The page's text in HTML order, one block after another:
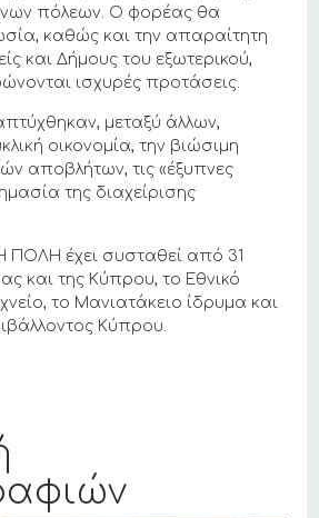
πόλεων. Ο φορέας θα
καθώς και την απαραίτητη
και Δήμους του εξωτερικού,
ισχυρές προτάσεις.
μεταξύ άλλων,
οικονομία, την βιώσιμη
αποβλήτων, τις «έξυπνες
της διαχείρισης
ΠΟΛΗ έχει συσταθεί από 31
και της Κύπρου, το Εθνικό
το Μανιατάκειο ίδρυμα και
Κύπρου.